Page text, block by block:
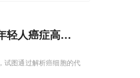
轻人癌症高发，这个饮食习
试图通过解析癌细胞的代